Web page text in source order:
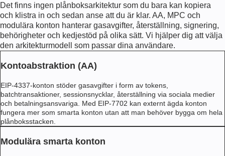
Det finns ingen plånboksarkitektur som du bara kan kopiera
och klistra in och sedan anse att du är klar. AA, MPC och
modulära konton hanterar gasavgifter, återställning, signering,
behörigheter och kedjestöd på olika sätt. Vi hjälper dig att välja
den arkitekturmodell som passar dina användare.
Kontoabstraktion (AA)
EIP-4337-konton stöder gasavgifter i form av tokens,
batchtransaktioner, sessionsnycklar, återställning via sociala medier
och betalningsansvariga. Med EIP-7702 kan externt ägda konton
fungera mer som smarta konton utan att man behöver bygga om hela
plånboksstacken.
Modulära smarta konton